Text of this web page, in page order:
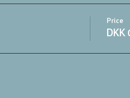
Price
DKK